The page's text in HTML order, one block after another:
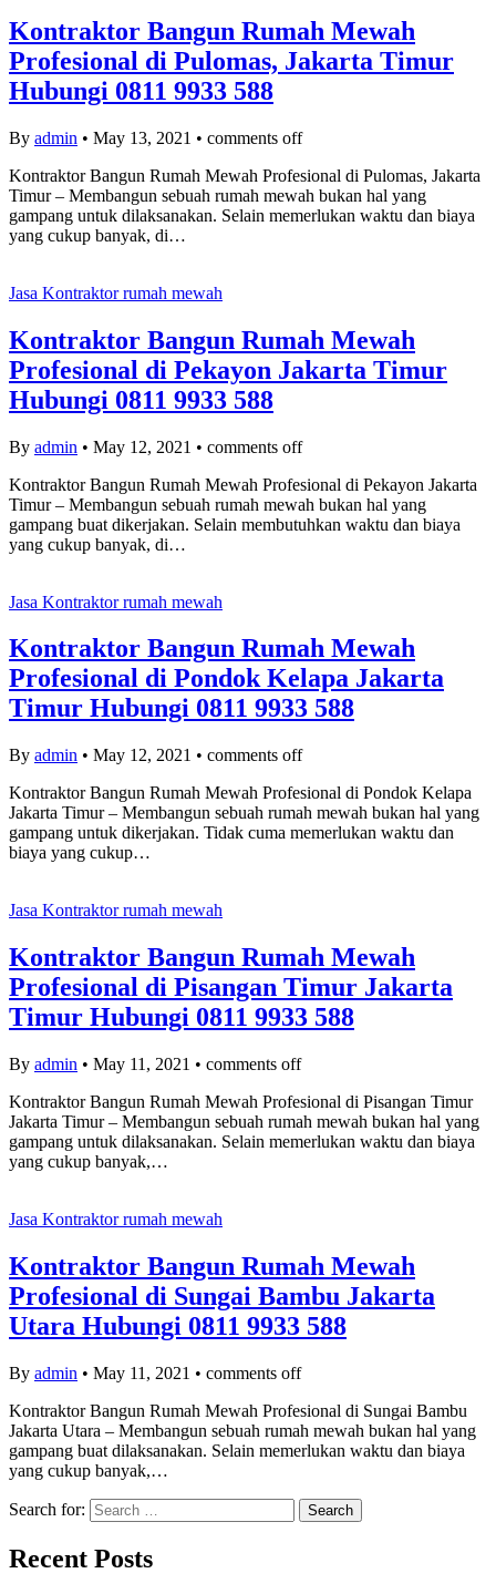
Kontraktor Bangun Rumah Mewah
Profesional di Pulomas, Jakarta Timur
Hubungi 0811 9933 588
By admin • May 13, 2021 • comments off
Kontraktor Bangun Rumah Mewah Profesional di Pulomas, Jakarta
Timur – Membangun sebuah rumah mewah bukan hal yang
gampang untuk dilaksanakan. Selain memerlukan waktu dan biaya
yang cukup banyak, di…
Jasa Kontraktor rumah mewah
Kontraktor Bangun Rumah Mewah
Profesional di Pekayon Jakarta Timur
Hubungi 0811 9933 588
By admin • May 12, 2021 • comments off
Kontraktor Bangun Rumah Mewah Profesional di Pekayon Jakarta
Timur – Membangun sebuah rumah mewah bukan hal yang
gampang buat dikerjakan. Selain membutuhkan waktu dan biaya
yang cukup banyak, di…
Jasa Kontraktor rumah mewah
Kontraktor Bangun Rumah Mewah
Profesional di Pondok Kelapa Jakarta
Timur Hubungi 0811 9933 588
By admin • May 12, 2021 • comments off
Kontraktor Bangun Rumah Mewah Profesional di Pondok Kelapa
Jakarta Timur – Membangun sebuah rumah mewah bukan hal yang
gampang untuk dikerjakan. Tidak cuma memerlukan waktu dan
biaya yang cukup…
Jasa Kontraktor rumah mewah
Kontraktor Bangun Rumah Mewah
Profesional di Pisangan Timur Jakarta
Timur Hubungi 0811 9933 588
By admin • May 11, 2021 • comments off
Kontraktor Bangun Rumah Mewah Profesional di Pisangan Timur
Jakarta Timur – Membangun sebuah rumah mewah bukan hal yang
gampang untuk dilaksanakan. Selain memerlukan waktu dan biaya
yang cukup banyak,…
Jasa Kontraktor rumah mewah
Kontraktor Bangun Rumah Mewah
Profesional di Sungai Bambu Jakarta
Utara Hubungi 0811 9933 588
By admin • May 11, 2021 • comments off
Kontraktor Bangun Rumah Mewah Profesional di Sungai Bambu
Jakarta Utara – Membangun sebuah rumah mewah bukan hal yang
gampang buat dilaksanakan. Selain memerlukan waktu dan biaya
yang cukup banyak,…
Search for:
Recent Posts